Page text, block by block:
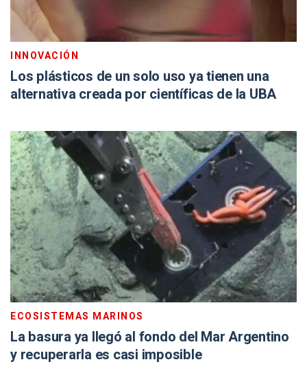
INNOVACIÓN
Los plásticos de un solo uso ya tienen una
alternativa creada por científicas de la UBA
ECOSISTEMAS MARINOS
La basura ya llegó al fondo del Mar Argentino
y recuperarla es casi imposible